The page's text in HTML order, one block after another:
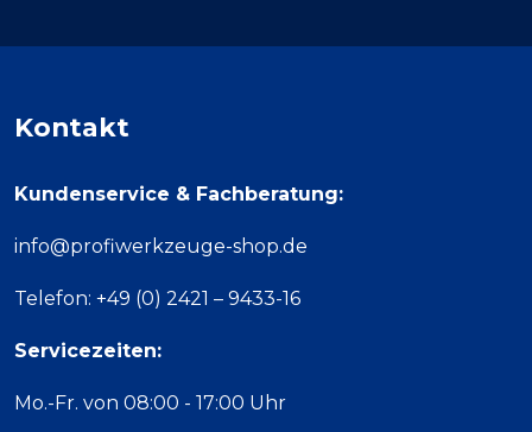
Kontakt
Kundenservice & Fachberatung:
info@profiwerkzeuge-shop.de
Telefon: +49 (0) 2421 – 9433-16
Servicezeiten:
Mo.-Fr. von 08:00 - 17:00 Uhr